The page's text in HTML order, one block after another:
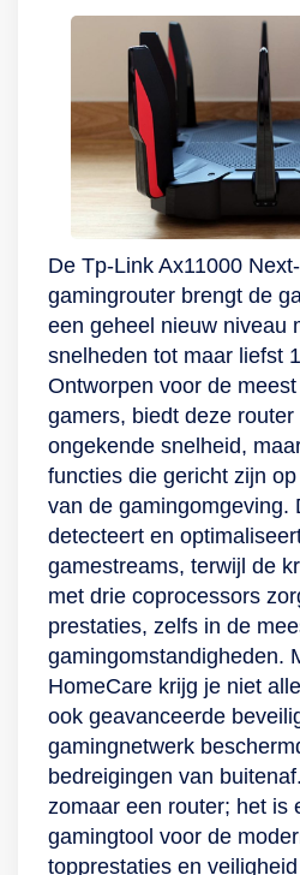
De Tp-Link Ax11000
gamingrouter brengt de
een geheel nieuw niveau
snelheden tot maar liefst
Ontworpen voor de
gamers, biedt deze router
ongekende snelheid,
functies die gericht zijn
van de gamingomgeving.
detecteert en
gamestreams, terwijl de
met drie coprocessors
prestaties, zelfs in de
gamingomstandigheden.
HomeCare krijg je niet
ook geavanceerde
gamingnetwerk
bedreigingen van
zomaar een router; het is
gamingtool voor de
topprestaties en